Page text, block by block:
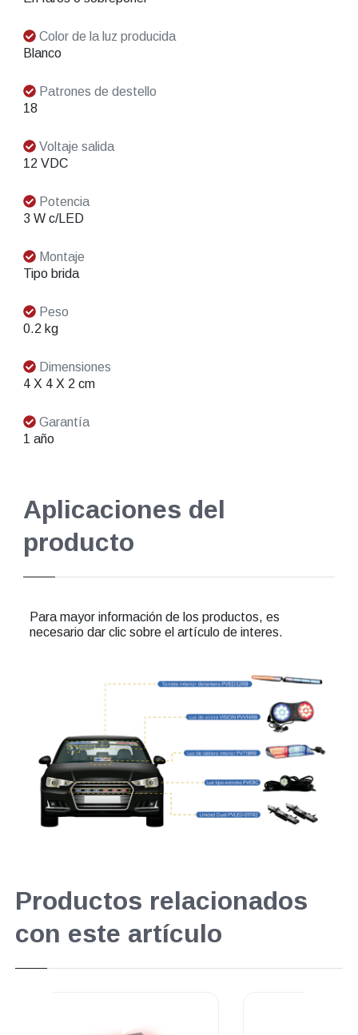
Color de la luz producida
Blanco
Patrones de destello
18
Voltaje salida
12 VDC
Potencia
3 W c/LED
Montaje
Tipo brida
Peso
0.2 kg
Dimensiones
4 X 4 X 2 cm
Garantía
1 año
Aplicaciones del
producto
Para mayor información de los productos, es
necesario dar clic sobre el artículo de interes.
Productos relacionados
con este artículo